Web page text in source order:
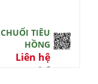
CHUỐI TIÊU
HỒNG
Liên hệ
0 đ